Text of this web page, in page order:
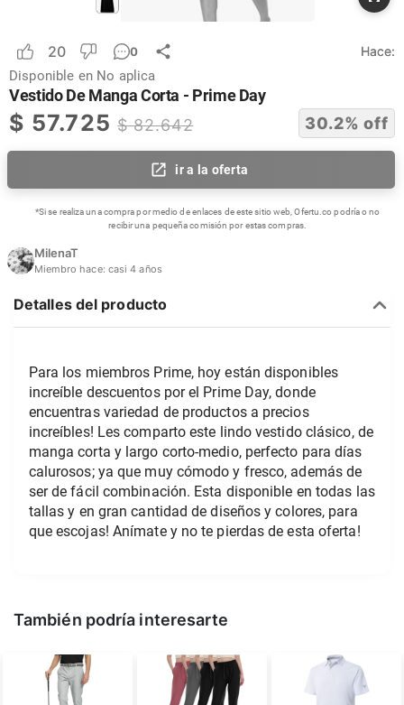
20 0 Hace:
Disponible en No aplica
Vestido De Manga Corta - Prime Day
$ 57.725 $82.642 30.2% off
ir a la oferta
*Si se realiza una compra por medio de enlaces de este sitio web, Ofertu.co podría o no
recibir una pequeña comisión por estas compras.
MilenaT
Miembro hace: casi 4 años
Detalles del producto
Para los miembros Prime, hoy están disponibles
increíble descuentos por el Prime Day, donde
encuentras variedad de productos a precios
increíbles! Les comparto este lindo vestido clásico, de
manga corta y largo corto-medio, perfecto para días
calurosos; ya que muy cómodo y fresco, además de
ser de fácil combinación. Esta disponible en todas las
tallas y en gran cantidad de diseños y colores, para
que escojas! Anímate y no te pierdas de esta oferta!
También podría interesarte